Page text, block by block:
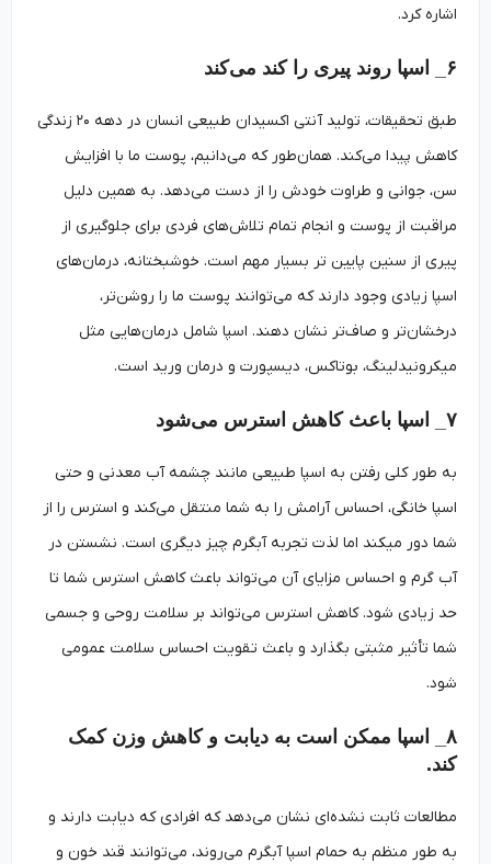
اشاره کرد.
طبق تحقیقات، تولید آنتی اکسیدان طبیعی انسان در دهه ۲۰ زندگی
کاهش پیدا می‌کند. همان‌طور که می‌دانیم، پوست ما با افزایش
سن، جوانی و طراوت خودش را از دست می‌دهد. به همین دلیل
مراقبت از پوست و انجام تمام تلاش‌های فردی برای جلوگیری از
پیری از سنین پایین تر بسیار مهم است. خوشبختانه، درمان‌های
اسپا زیادی وجود دارند که می‌توانند پوست ما را روشن‌تر،
درخشان‌تر و صاف‌تر نشان دهند. اسپا شامل درمان‌هایی مثل
میکرونیدلینگ، بوتاکس، دیسپورت و درمان ورید است.
به طور کلی رفتن به اسپا طبیعی مانند چشمه آب معدنی و حتی
اسپا خانگی، احساس آرامش را به شما منتقل می‌کند و استرس را از
شما دور میکند اما لذت تجربه آبگرم چیز دیگری است. نشستن در
آب گرم و احساس مزایای آن می‌تواند باعث کاهش استرس شما تا
حد زیادی شود. کاهش استرس می‌تواند بر سلامت روحی و جسمی
شما تأثیر مثبتی بگذارد و باعث تقویت احساس سلامت عمومی
۸_ اسپا ممکن است به دیابت و کاهش وزن کمک
مطالعات ثابت نشده‌ای نشان می‌دهد که افرادی که دیابت دارند و
به طور منظم به حمام اسپا آبگرم می‌روند، می‌توانند قند خون و